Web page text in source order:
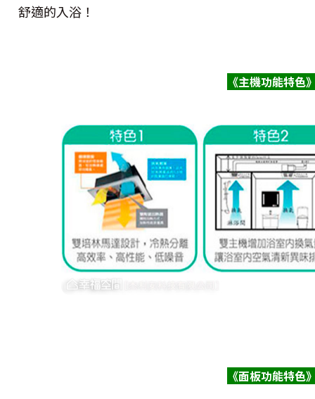
舒適的入浴！
《主機功能特色
《面板功能特色